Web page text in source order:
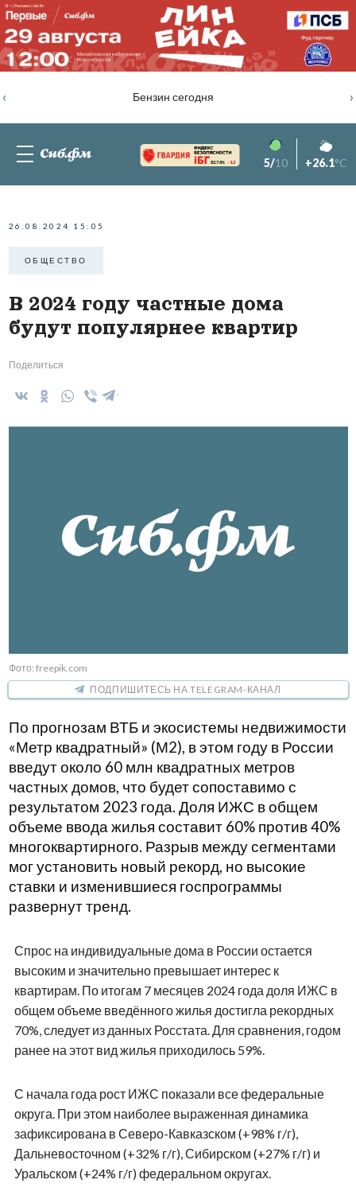
Бензин сегодня
‹ ›
82.76% -1.2 5/10 +26.1°C
26.08.2024 15:05
ОБЩЕСТВО
В 2024 году частные дома
будут популярнее квартир
Поделиться
Фото: freepik.com
ПОДПИШИТЕСЬ НА TELEGRAM-КАНАЛ
По прогнозам ВТБ и экосистемы недвижимости
«Метр квадратный» (М2), в этом году в России
введут около 60 млн квадратных метров
частных домов, что будет сопоставимо с
результатом 2023 года. Доля ИЖС в общем
объеме ввода жилья составит 60% против 40%
многоквартирного. Разрыв между сегментами
мог установить новый рекорд, но высокие
ставки и изменившиеся госпрограммы
развернут тренд.
Спрос на индивидуальные дома в России остается
высоким и значительно превышает интерес к
квартирам. По итогам 7 месяцев 2024 года доля ИЖС в
общем объеме введённого жилья достигла рекордных
70%, следует из данных Росстата. Для сравнения, годом
ранее на этот вид жилья приходилось 59%.
С начала года рост ИЖС показали все федеральные
округа. При этом наиболее выраженная динамика
зафиксирована в Северо-Кавказском (+98% г/г),
Дальневосточном (+32% г/г), Сибирском (+27% г/г) и
Уральском (+24% г/г) федеральном округах.